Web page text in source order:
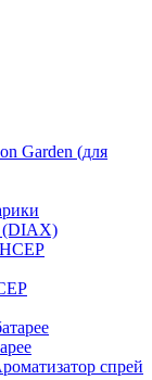
Garden (для
(DIAX)
спрей